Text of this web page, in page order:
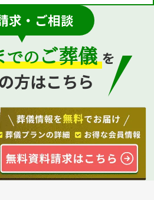
求・ご相談
でのご葬儀を
方はこちら